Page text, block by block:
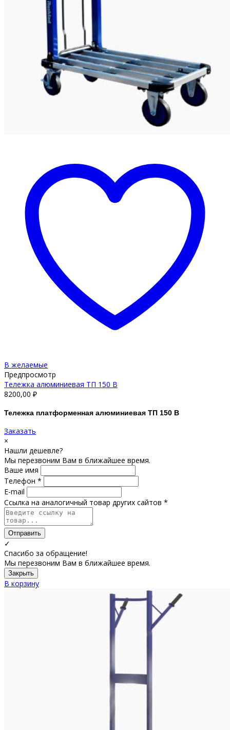
В желаемые
Предпросмотр
Тележка алюминиевая ТП 150 В
8200,00 ₽
Тележка платформенная алюминиевая ТП 150 В
Заказать
×
Нашли дешевле?
Мы перезвоним Вам в ближайшее время.
Ваше имя
Телефон *
E-mail
Ссылка на аналогичный товар других сайтов *
Отправить
✓
Спасибо за обращение!
Мы перезвоним Вам в ближайшее время.
Закрыть
В корзину